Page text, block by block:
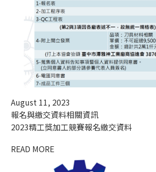
August 11, 2023
報名與繳交資料相關資訊
2023精工獎加工競賽報名繳交資料
READ MORE